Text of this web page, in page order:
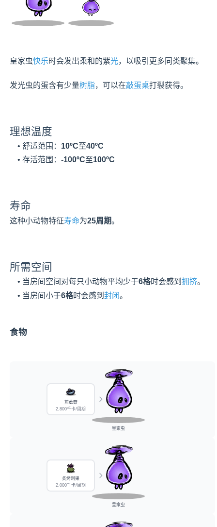
皇家虫快乐时会发出柔和的紫光，以吸引更多同类聚集。
发光虫的蛋含有少量树脂，可以在敲蛋桌打裂获得。
理想温度
    • 舒适范围：
10ºC至40ºC
    • 存活范围：
-100ºC至100ºC
寿命
这种小动物特征寿命为25周期。
所需空间
    • 当房间空间对每只小动物平均少于
6格时会感到 拥挤。
    • 当房间小于
6格时会感到 封闭。
食物
煎蘑菇
2,800千卡/周期
皇家虫
炙烤刺果
2,000千卡/周期
皇家虫